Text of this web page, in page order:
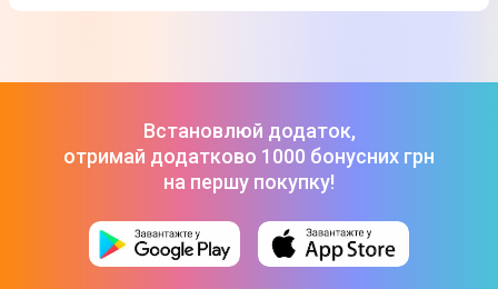
Монітор Acer 23.8" EK241YP6bi-3 960 ₴
Встановлюй додаток,
отримай додатково 1000 бонусних грн
на першу покупку!